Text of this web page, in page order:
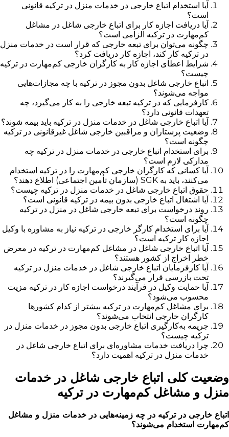
آیا استخدام اتباع خارجی در خدمات منزل در ترکیه قانونی
است؟
آیا دریافت اجازه کار برای اتباع خارجی شاغل در مشاغل
کم‌مهارت در ترکیه الزامی است؟
چگونه می‌توان برای تبعه خارجی که قرار است در خدمات منزل
در ترکیه کار کند، اجازه کار دریافت کرد؟
شرایط اعطای اجازه کار به کارگران خارجی کم‌مهارت در ترکیه
چیست؟
اتباع خارجی شاغل بدون مجوز در ترکیه با چه مجازات‌هایی
مواجه می‌شوند؟
کارفرمایی که در ترکیه تبعه خارجی را به کار می‌گیرد، چه
تعهدات قانونی دارد؟
آیا اتباع خارجی شاغل در خدمات منزل در ترکیه باید بیمه شوند؟
وضعیت پرستاران و مراقبین خارجی شاغل غیرقانونی در ترکیه
چگونه است؟
برای استخدام اتباع خارجی در خدمات منزل در ترکیه چه
مدارکی لازم است؟
آیا کسانی که کارگران خارجی کم‌مهارت را در ترکیه استخدام
می‌کنند، باید به SGK (سازمان تأمین اجتماعی) اطلاع دهند؟
حقوق اتباع خارجی شاغل در خدمات منزل در ترکیه چیست؟
آیا اشتغال اتباع خارجی بدون بیمه در ترکیه قانونی است؟
روند درخواست برای تبعه خارجی شاغل در منزل در ترکیه
چگونه است؟
آیا برای استخدام کارگر خارجی در ترکیه نیاز به مشاوره با وکیل
اجازه کار ترکیه است؟
آیا اتباع خارجی شاغل در مشاغل کم‌مهارت در ترکیه در معرض
خطر اخراج از کشور هستند؟
آیا کارفرمایان اتباع خارجی شاغل در خدمات منزل در ترکیه
تحت بازرسی قرار می‌گیرند؟
آیا حمایت وکیل در فرآیند درخواست اجازه کار در ترکیه مزیت
محسوب می‌شود؟
برای مشاغل کم‌مهارت در ترکیه بیشتر از کدام کشورها
کارگران خارجی انتخاب می‌شوند؟
جریمه به‌کارگیری اتباع خارجی بدون مجوز در خدمات منزل در
ترکیه چیست؟
چرا دریافت خدمات مشاوره‌ای برای اتباع خارجی شاغل در
خدمات منزل در ترکیه اهمیت دارد؟
وضعیت کلی اتباع خارجی شاغل در خدمات
منزل و مشاغل کم‌مهارت در ترکیه
اتباع خارجی در ترکیه در چه زمینه‌هایی در خدمات منزل و مشاغل
کم‌مهارت استخدام می‌شوند؟